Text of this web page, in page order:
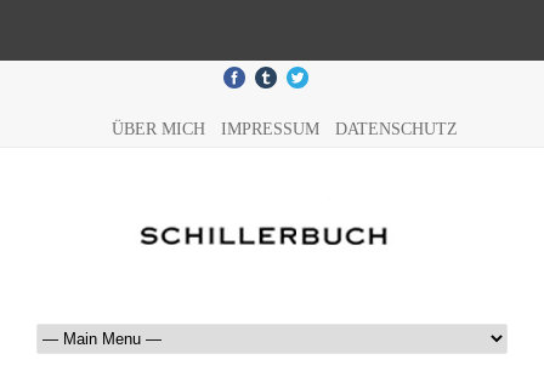
ÜBER MICH IMPRESSUM DATENSCHUTZ